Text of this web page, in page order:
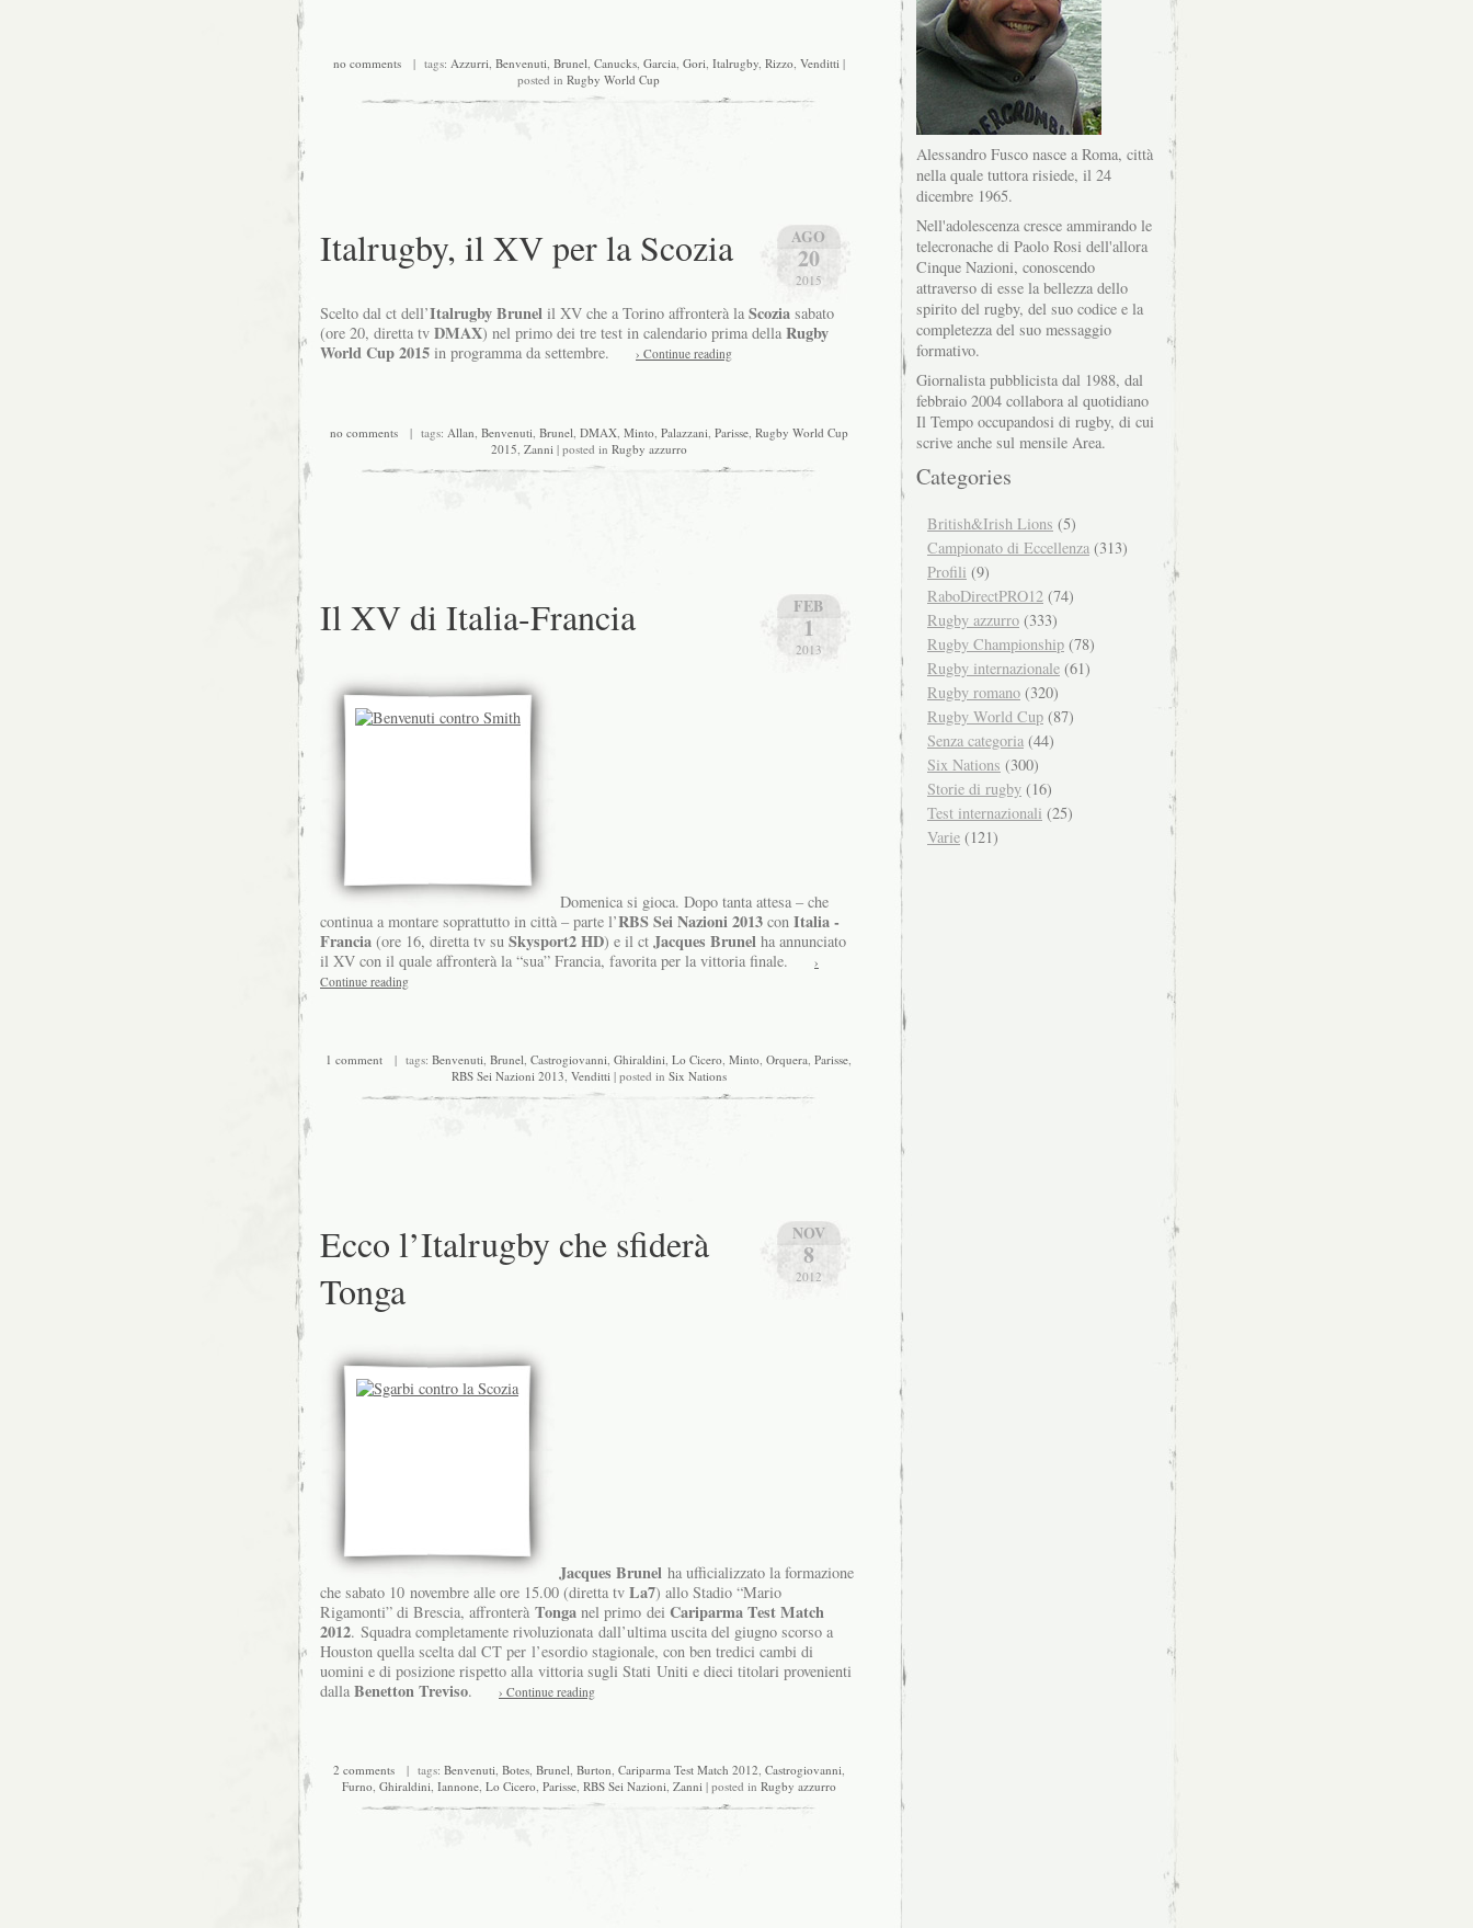
no comments| tags: Azzurri Benvenuti Brunel Canucks, Garcia Gori Italrugby, Rizzo, Venditti |
posted in Rugby World Cup
AGO
20
2015
Italrugby, il XV per la Scozia
Scelto dal ct dell’ItalrugbyBrunel il XV che a Torino affronterà la Scozia sabato
(ore 20, diretta tv DMAX) nel primo dei tre test in calendario prima della Rugby
World Cup 2015 in programma da settembre. › Continue reading
no comments| tags: Allan Benvenuti Brunel DMAX, Minto, Palazzani Parisse, Rugby World Cup
2015 Zanni | posted in Rugby azzurro
FEB
1
2013
Il XV di Italia-Francia
Domenica si gioca. Dopo tanta attesa – che
continua a montare soprattutto in città – parte l’RBS Sei Nazioni 2013 con Italia -
Francia (ore 16, diretta tv su Skysport2 HD) e il ct Jacques Brunel ha annunciato
il XV con il quale affronterà la “sua” Francia, favorita per la vittoria finale.
›
Continue reading
1 comment | tags: Benvenuti, Brunel, Castrogiovanni, Ghiraldini, Lo Cicero, Minto, Orquera, Parisse,
RBS Sei Nazioni 2013, Venditti| posted in Six Nations
NOV
8
2012
Ecco l’Italrugby che sfiderà
Tonga
Jacques Brunel ha ufficializzato la formazione
che sabato 10 novembre alle ore 15.00 (diretta tv La7) allo Stadio “Mario
Rigamonti” di Brescia, affronterà Tonga nel primo dei Cariparma Test Match
2012. Squadra completamente rivoluzionata dall’ultima uscita del giugno scorso a
Houston quella scelta dal CT per l’esordio stagionale, con ben tredici cambi di
uomini e di posizione rispetto alla vittoria sugli Stati Uniti e dieci titolari provenienti
dalla Benetton Treviso. › Continue reading
2 comments| tags: Benvenuti, Botes, Brunel, Burton, Cariparma Test Match 2012, Castrogiovanni,
Furno, Ghiraldini, Iannone, Lo Cicero, Parisse, RBS Sei Nazioni, Zanni| posted in Rugby azzurro
Alessandro Fusco nasce a Roma, città
nella quale tuttora risiede, il 24
dicembre 1965.
Nell'adolescenza cresce ammirando le
telecronache di Paolo Rosi dell'allora
Cinque Nazioni, conoscendo
attraverso di esse la bellezza dello
spirito del rugby, del suo codice e la
completezza del suo messaggio
formativo.
Giornalista pubblicista dal 1988, dal
febbraio 2004 collabora al quotidiano
Il Tempo occupandosi di rugby, di cui
scrive anche sul mensile Area.
Categories
British&Irish Lions (5)
Campionato di Eccellenza (313)
Profili (9)
RaboDirectPRO12 (74)
Rugby azzurro (333)
Rugby Championship (78)
Rugby internazionale (61)
Rugby romano (320)
Rugby World Cup (87)
Senza categoria (44)
Six Nations (300)
Storie di rugby (16)
Test internazionali (25)
Varie (121)